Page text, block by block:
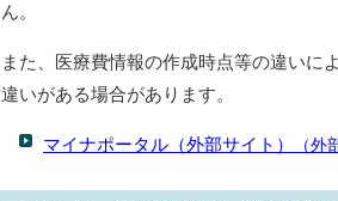
ん。
また、医療費情報の作成時点等の違いに
違いがある場合があります。
マイナポータル（外部サイト） （外